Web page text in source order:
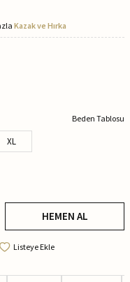
Kazak ve Hırka
Beden Tablosu
XL
HEMEN AL
Listeye Ekle